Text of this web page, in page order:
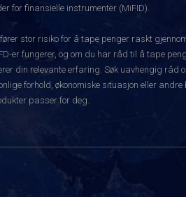
for finansielle instrumenter (MiFID).
stor risiko for å tape penger raskt
er fungerer, og om du har råd til å tape
din relevante erfaring. Søk uavhengig
forhold, økonomiske situasjon eller andre
passer for deg.